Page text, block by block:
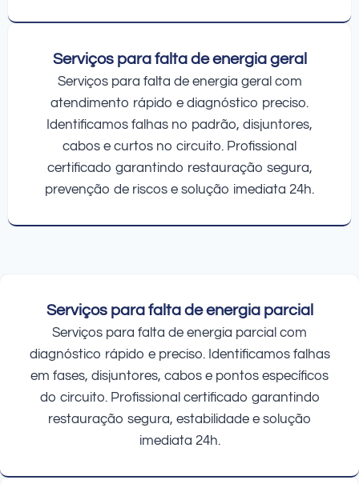
Serviços para falta de energia geral
Serviços para falta de energia geral com
atendimento rápido e diagnóstico preciso.
Identificamos falhas no padrão, disjuntores,
cabos e curtos no circuito. Profissional
certificado garantindo restauração segura,
prevenção de riscos e solução imediata 24h.
Serviços para falta de energia parcial
Serviços para falta de energia parcial com
diagnóstico rápido e preciso. Identificamos falhas
em fases, disjuntores, cabos e pontos específicos
do circuito. Profissional certificado garantindo
restauração segura, estabilidade e solução
imediata 24h.